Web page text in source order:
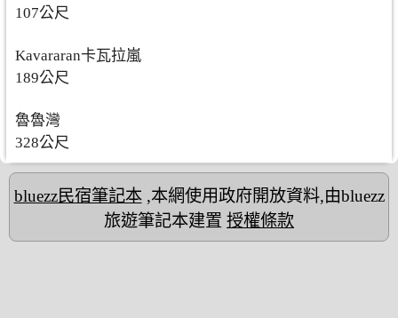
107公尺
Kavararan卡瓦拉嵐
189公尺
魯魯灣
328公尺
bluezz民宿筆記本,本網使用政府開放資料,由bluezz
旅遊筆記本建置 授權條款